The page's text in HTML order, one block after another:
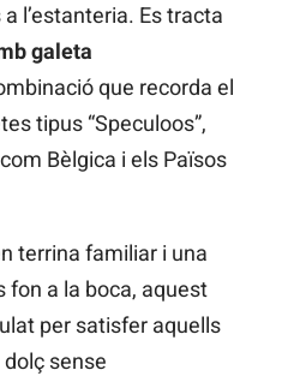
l’estanteria. Es tracta
galeta
que recorda el
tipus “Speculoos”,
Bèlgica i els Països
terrina familiar i una
fon a la boca, aquest
per satisfer aquells
sense